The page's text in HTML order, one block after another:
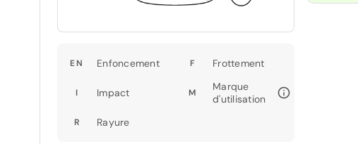
EN Enfoncement F Frottement
I Impact M
Marque
d'utilisation
R Rayure